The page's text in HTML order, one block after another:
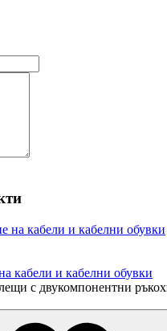
кабели и кабелни обувки
с двукомпонентни